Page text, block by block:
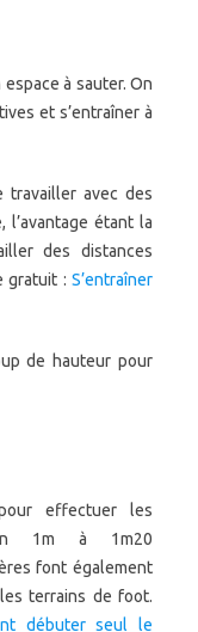
à sauter. On
et s’entraîner à
travailler avec des
l’avantage étant la
des distances
gratuit : S’entraîner
de hauteur pour
effectuer les
1m à 1m20
font également
terrains de foot.
débuter seul le